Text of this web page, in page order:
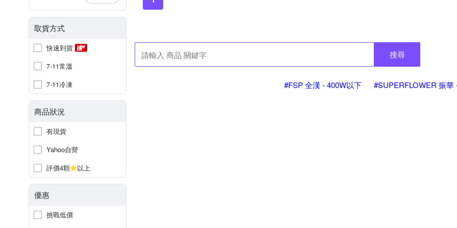
取貨方式
快速到貨
7-11常溫
7-11冷凍
商品狀況
有現貨
Yahoo自營
評價4顆
以上
優惠
挑戰低價
搜尋
#FSP 全漢 - 400W以下 #SUPERFLOWER 振華